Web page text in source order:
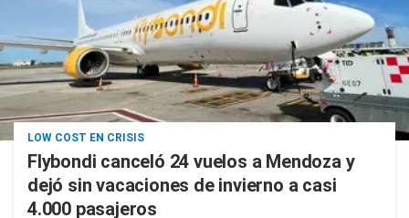
LOW COST EN CRISIS
Flybondi canceló 24 vuelos a Mendoza y
dejó sin vacaciones de invierno a casi
4.000 pasajeros